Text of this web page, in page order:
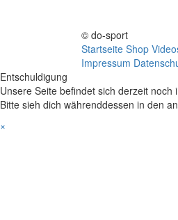
© do-sport
Startseite Shop
Impressum
Entschuldigung
Unsere Seite befindet sich derzeit
Bitte sieh dich währenddessen in den
×